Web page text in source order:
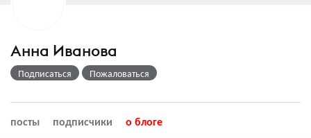
Анна Иванова
Подписаться Пожаловаться
посты подписчики о блоге